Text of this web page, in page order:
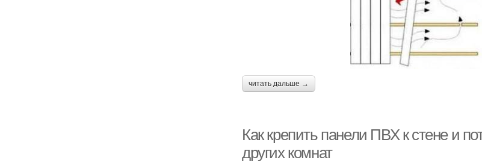
читать дальше →
Как крепить панели ПВХ к стене и
других комнат